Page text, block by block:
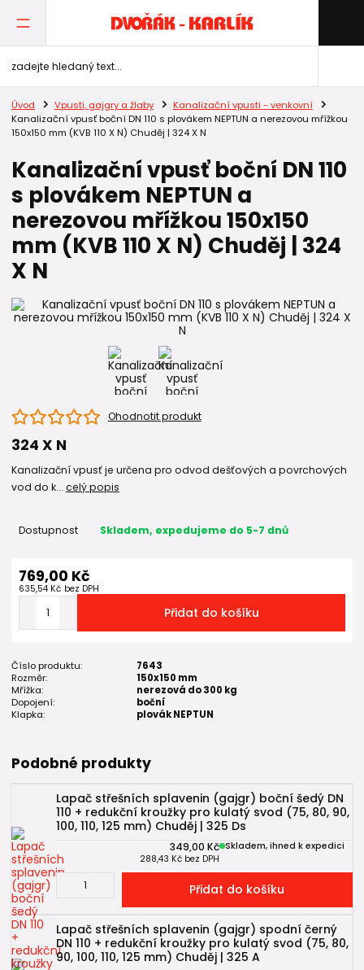
Úvod Vpusti, gajgry a žlaby
Kanalizační vpusti - venkovní
Kanalizační vpusť boční DN 110 s plovákem NEPTUN a nerezovou mřížkou
150x150 mm (KVB 110 X N) Chuděj | 324 X N
Kanalizační vpusť boční DN 110
s plovákem NEPTUN a
nerezovou mřížkou 150x150
mm (KVB 110 X N) Chuděj | 324
X N
Ohodnotit produkt
324 X N
Kanalizační vpusť je určena pro odvod dešťových a povrchových
vod do k... celý popis
Dostupnost Skladem, expedujeme do 5-7 dnů
769,00 Kč
635,54 Kč bez DPH
Přidat do košíku
Číslo produktu:
7643
Rozměr:
150x150 mm
Mřížka:
nerezová do 300 kg
Dopojení:
boční
Klapka:
plovák NEPTUN
Podobné produkty
Lapač střešních splavenin (gajgr) boční šedý DN
110 + redukční kroužky pro kulatý svod (75, 80, 90,
100, 110, 125 mm) Chuděj | 325 Ds
349,00 Kč
288,43 Kč bez DPH
Skladem, ihned k expedici
Přidat do košíku
Lapač střešních splavenin (gajgr) spodní černý
DN 110 + redukční kroužky pro kulatý svod (75, 80,
90, 100, 110, 125 mm) Chuděj | 325 A